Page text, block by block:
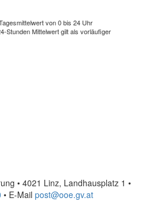
von 0 bis 24 Uhr
Stunden Mittelwert gilt als vorläufiger
• 4021 Linz, Landhausplatz 1 •
• E-Mail post@ooe.gv.at